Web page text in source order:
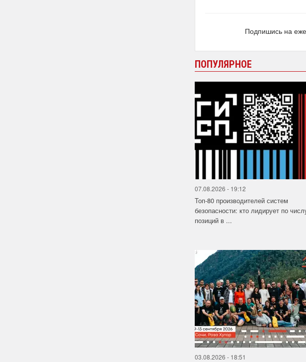
Подпишись на
ПОПУЛЯРНОЕ
07.08.2026 - 19:12
Топ-80 производителей систем
безопасности: кто лидирует по
позиций в ...
03.08.2026 - 18:51